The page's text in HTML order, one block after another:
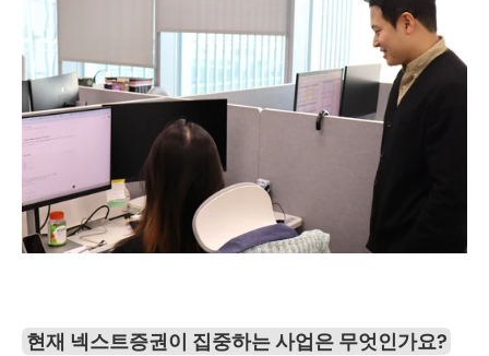
현재 넥스트증권이 집중하는 사업은 무엇인가요?